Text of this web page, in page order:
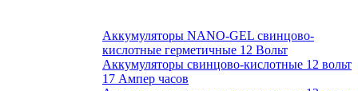
Аккумуляторы NANO-GEL свинцово-
кислотные герметичные 12 Вольт
Аккумуляторы свинцово-кислотные 12 вольт
17 Ампер часов